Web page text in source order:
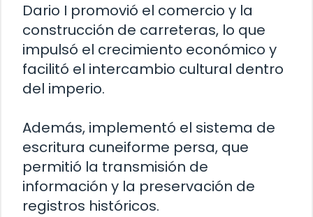
Dario I promovió el comercio y la
construcción de carreteras, lo que
impulsó el crecimiento económico y
facilitó el intercambio cultural dentro
del imperio.
Además, implementó el sistema de
escritura cuneiforme persa, que
permitió la transmisión de
información y la preservación de
registros históricos.